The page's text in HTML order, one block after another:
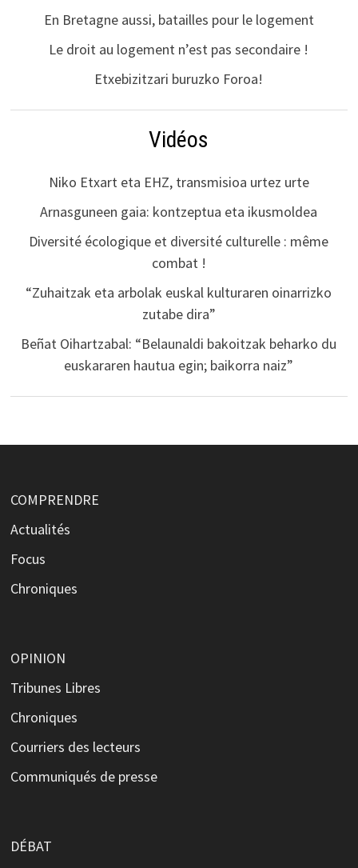
En Bretagne aussi, batailles pour le logement
Le droit au logement n’est pas secondaire !
Etxebizitzari buruzko Foroa!
Vidéos
Niko Etxart eta EHZ, transmisioa urtez urte
Arnasguneen gaia: kontzeptua eta ikusmoldea
Diversité écologique et diversité culturelle : même
combat !
“Zuhaitzak eta arbolak euskal kulturaren oinarrizko
zutabe dira”
Beñat Oihartzabal: “Belaunaldi bakoitzak beharko du
euskararen hautua egin; baikorra naiz”
COMPRENDRE
Actualités
Focus
Chroniques
OPINION
Tribunes Libres
Chroniques
Courriers des lecteurs
Communiqués de presse
DÉBAT